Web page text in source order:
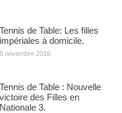
Tennis de Table: Les filles
impériales à domicile.
8 novembre 2016
Tennis de Table : Nouvelle
victoire des Filles en
Nationale 3.